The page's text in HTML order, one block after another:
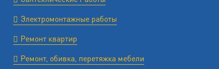
Электромонтажные работы
Ремонт квартир
Ремонт, обивка, перетяжка мебели